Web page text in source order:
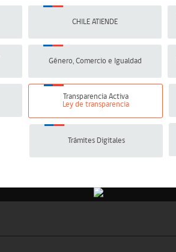
CHILE ATIENDE
Género, Comercio e Igualdad
Transparencia Activa
Ley de transparencia
Trámites Digitales